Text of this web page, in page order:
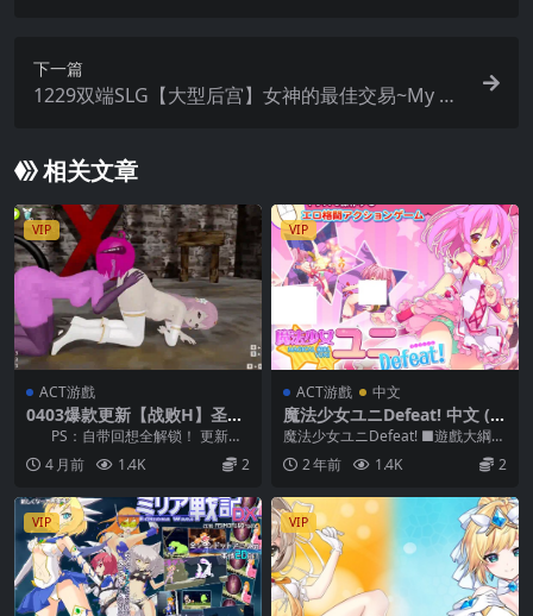
下一篇
1229双端SLG【大型后宫】女神的最佳交易~My Be
相关文章
VIP
ACT游戲
0403爆款更新【战败H】圣女
堕为淫魔之时 聖女は淫魔の時
を Ver1.12.1【官中无码】
PS：自带回想全解锁！ 更新日
志 [s1.12.1] 修复了在两段...
4 月前 1.4K 2
VIP
ACT游戲 中文
魔法少女ユニDefeat! 中文 (2
80MB RAR)
魔法少女ユニDefeat! ■遊戲大綱
魔法少女ユニDefeat!這是一款只能
用...2 年前 1.4K 2
VIP VIP